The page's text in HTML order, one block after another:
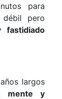
para
pero
fastidiado
largos
mente y